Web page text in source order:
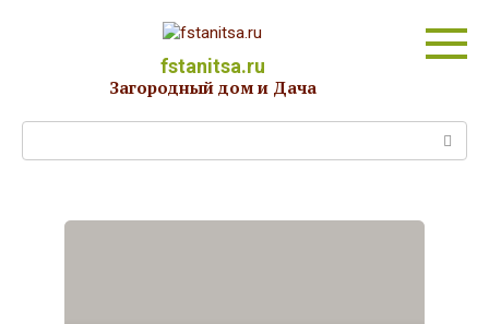
fstanitsa.ru
Загородный дом и Дача